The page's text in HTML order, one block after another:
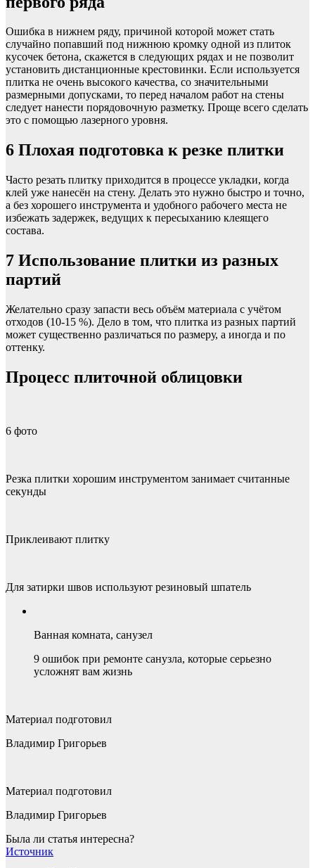
Ошибка в нижнем ряду, причиной которой может стать
случайно попавший под нижнюю кромку одной из плиток
кусочек бетона, скажется в следующих рядах и не позволит
установить дистанционные крестовинки. Если используется
плитка не очень высокого качества, со значительными
размерными допусками, то перед началом работ на стены
следует нанести порядовочную разметку. Проще всего сделать
это с помощью лазерного уровня.
6 Плохая подготовка к резке плитки
Часто резать плитку приходится в процессе укладки, когда
клей уже нанесён на стену. Делать это нужно быстро и точно,
а без хорошего инструмента и удобного рабочего места не
избежать задержек, ведущих к пересыханию клеящего
состава.
7 Использование плитки из разных
партий
Желательно сразу запасти весь объём материала с учётом
отходов (10-15 %). Дело в том, что плитка из разных партий
может существенно различаться по размеру, а иногда и по
оттенку.
Процесс плиточной облицовки
6 фото
Резка плитки хорошим инструментом занимает считанные
секунды
Приклеивают плитку
Для затирки швов используют резиновый шпатель
Ванная комната, санузел
9 ошибок при ремонте санузла, которые серьезно
усложнят вам жизнь
Материал подготовил
Владимир Григорьев
Материал подготовил
Владимир Григорьев
Была ли статья интересна?
Источник